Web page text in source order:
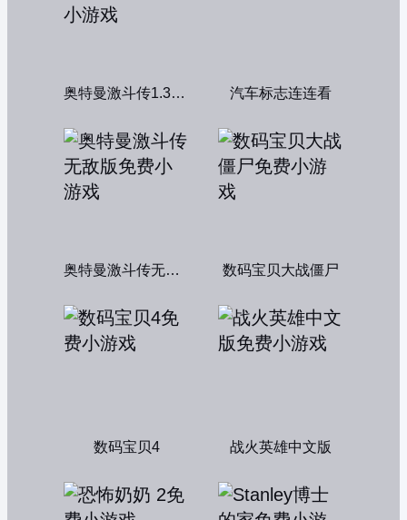
奥特曼激斗传1.3双人版 汽车标志连连看
奥特曼激斗传无敌版 数码宝贝大战僵尸
数码宝贝4 战火英雄中文版